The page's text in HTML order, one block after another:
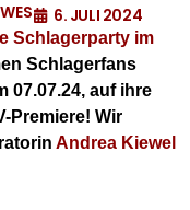
6. JULI 2024
Schlagerparty im
Schlagerfans
07.07.24, auf ihre
Premiere! Wir
Andrea Kiewel